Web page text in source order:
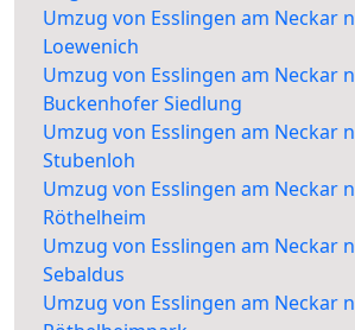
Umzug von Esslingen am Neckar
Loewenich
Umzug von Esslingen am Neckar
Buckenhofer Siedlung
Umzug von Esslingen am Neckar
Stubenloh
Umzug von Esslingen am Neckar
Röthelheim
Umzug von Esslingen am Neckar
Sebaldus
Umzug von Esslingen am Neckar